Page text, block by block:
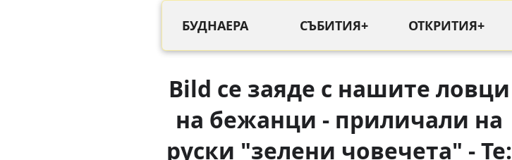
БУДНАЕРА СЪБИТИЯ+ ОТКРИТИЯ+
Bild се заяде с нашите ловци
на бежанци - приличали на
руски "зелени човечета" - Те: